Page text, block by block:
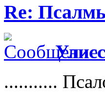
Re:
Улисс
...........